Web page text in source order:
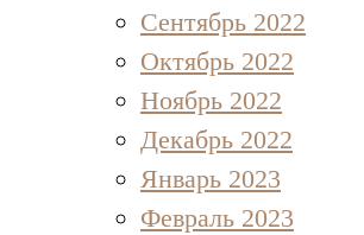
Сентябрь 2022
Октябрь 2022
Ноябрь 2022
Декабрь 2022
Январь 2023
Февраль 2023